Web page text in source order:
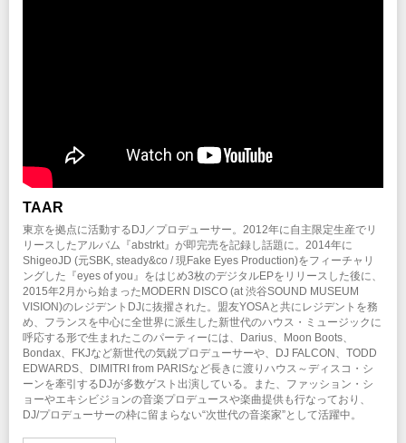
TAAR
東京を拠点に活動するDJ／プロデューサー。2012年に自主限定生産でリ
リースしたアルバム『abstrkt』が即完売を記録し話題に。2014年に
ShigeoJD (元SBK, steady&co / 現Fake Eyes Production)をフィーチャリ
ングした『eyes of you』をはじめ3枚のデジタルEPをリリースした後に、
2015年2月から始まったMODERN DISCO (at 渋谷SOUND MUSEUM
VISION)のレジデントDJに抜擢された。盟友YOSAと共にレジデントを務
め、フランスを中心に全世界に派生した新世代のハウス・ミュージックに
呼応する形で生まれたこのパーティーには、Darius、Moon Boots、
Bondax、FKJなど新世代の気鋭プロデューサーや、DJ FALCON、TODD
EDWARDS、DIMITRI from PARISなど長きに渡りハウス～ディスコ・シ
ーンを牽引するDJが多数ゲスト出演している。また、ファッション・シ
ョーやエキシビジョンの音楽プロデュースや楽曲提供も行なっており、
DJ/プロデューサーの枠に留まらない“次世代の音楽家”として活躍中。